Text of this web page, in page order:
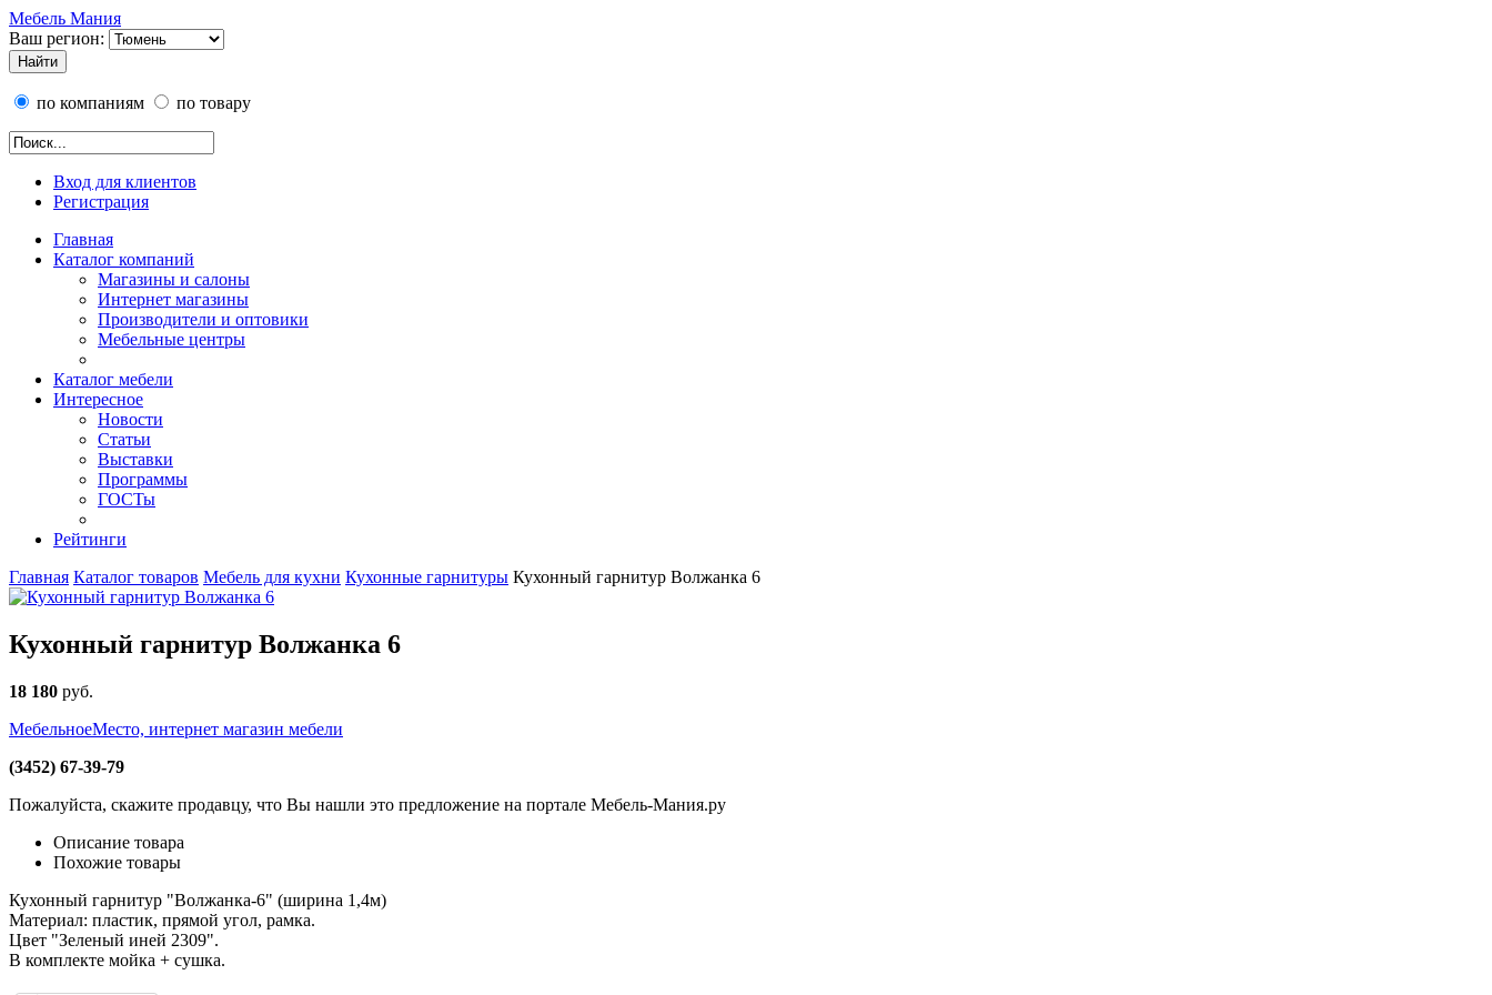
Мебель Мания
Ваш регион:
по компаниям по товару
Вход для клиентов
Регистрация
Главная
Каталог компаний
Магазины и салоны
Интернет магазины
Производители и оптовики
Мебельные центры
Каталог мебели
Интересное
Новости
Статьи
Выставки
Программы
ГОСТы
Рейтинги
Главная Каталог товаров Мебель для кухни Кухонные гарнитуры Кухонный гарнитур Волжанка 6
Кухонный гарнитур Волжанка 6
18 180 руб.
МебельноеМесто, интернет магазин мебели
(3452) 67-39-79
Пожалуйста, скажите продавцу, что Вы нашли это предложение на портале Мебель-Мания.ру
Описание товара
Похожие товары
Кухонный гарнитур "Волжанка-6" (ширина 1,4м)
Материал: пластик, прямой угол, рамка.
Цвет "Зеленый иней 2309".
В комплекте мойка + сушка.